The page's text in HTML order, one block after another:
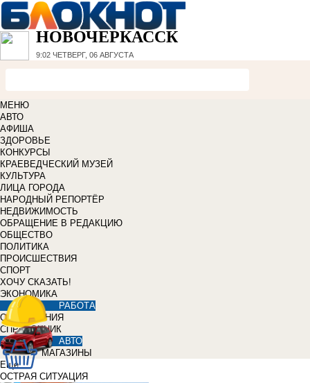
НОВОЧЕРКАССК
9:02 ЧЕТВЕРГ, 06 АВГУСТА
МЕНЮ
АВТО
АФИША
ЗДОРОВЬЕ
КОНКУРСЫ
КРАЕВЕДЧЕСКИЙ МУЗЕЙ
КУЛЬТУРА
ЛИЦА ГОРОДА
НАРОДНЫЙ РЕПОРТЁР
НЕДВИЖИМОСТЬ
ОБРАЩЕНИЕ В РЕДАКЦИЮ
ОБЩЕСТВО
ПОЛИТИКА
ПРОИСШЕСТВИЯ
СПОРТ
ХОЧУ СКАЗАТЬ!
ЭКОНОМИКА
РАБОТА
ОБЪЯВЛЕНИЯ
СПРАВОЧНИК
АВТО
МАГАЗИНЫ
Еще
ОСТРАЯ СИТУАЦИЯ